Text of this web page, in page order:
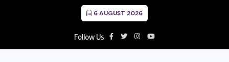
6 AUGUST 2026
Follow Us